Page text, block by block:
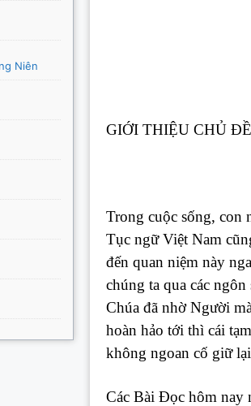
GIỚI THIỆU CHỦ ĐỀ:
Trong cuộc sống, con
Tục ngữ Việt Nam
đến quan niệm này
chúng ta qua các
Chúa đã nhờ Người
hoàn hảo tới thì cái
không ngoan cố giữ
Các Bài Đọc hôm nay
Niên